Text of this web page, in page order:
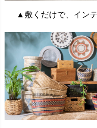
▲敷くだけで、イン